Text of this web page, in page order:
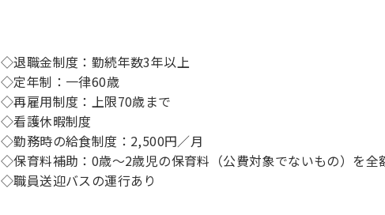
◇退職金制度：勤続年数3年以上
◇定年制：一律60歳
◇再雇用制度：上限70歳まで
◇看護休暇制度
◇勤務時の給食制度：2,500円／月
◇保育料補助：0歳～2歳児の保育料（公費対象でないもの）を全